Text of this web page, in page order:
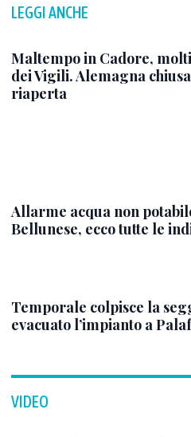
LEGGI ANCHE
Maltempo in Cadore,
dei Vigili. Alemagna
riaperta
Allarme acqua non
Bellunese, ecco tutte le
Temporale colpisce la
evacuato l’impianto a
VIDEO